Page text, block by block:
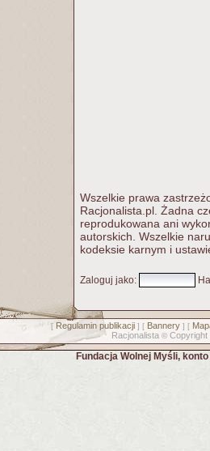
Wszelkie prawa
Racjonalista.pl. Żadna
reprodukowana ani
autorskich. Wszelkie
kodeksie karnym i
Zaloguj jako:
[ Regulamin publikacji] [ Bannery] [
Racjonalista © Copyright
Fundacja Wolnej Myśli,